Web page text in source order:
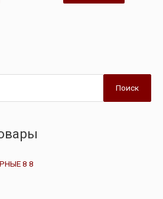
Поиск
8 8